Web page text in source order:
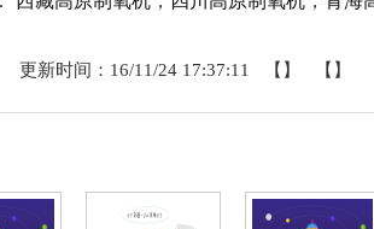
更新时间：16/11/24 17:37:11 【】 【】